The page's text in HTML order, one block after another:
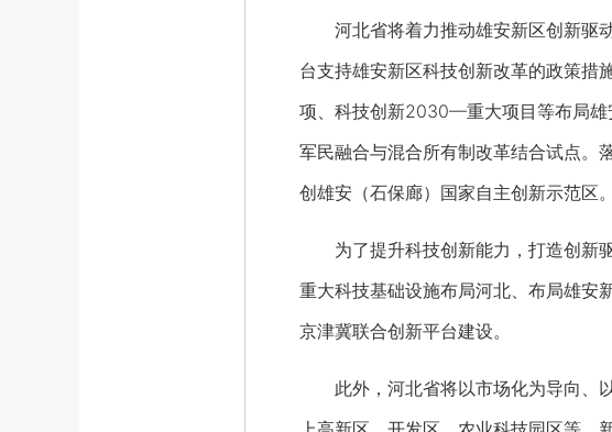
河北省将着力推动雄安新区创新驱动
台支持雄安新区科技创新改革的政策措
项、科技创新2030—重大项目等布局雄
军民融合与混合所有制改革结合试点。
创雄安（石保廊）国家自主创新示范区。
为了提升科技创新能力，打造创新
重大科技基础设施布局河北、布局雄安
京津冀联合创新平台建设。
此外，河北省将以市场化为导向、